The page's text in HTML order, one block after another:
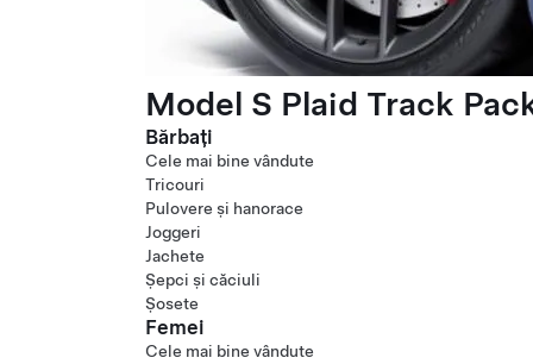
Model S Plaid Track
Bărbați
Cele mai bine vândute
Tricouri
Pulovere și hanorace
Joggeri
Jachete
Șepci și căciuli
Șosete
Femei
Cele mai bine vândute